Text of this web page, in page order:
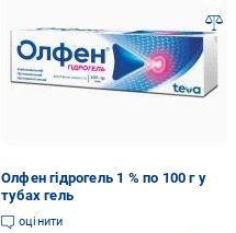
Олфен гідрогель 1 % по 100 г у
тубах гель
оцінити